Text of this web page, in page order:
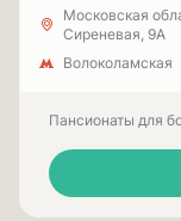
Московская
Сиреневая, 9А
Волоколамская
Пансионаты для